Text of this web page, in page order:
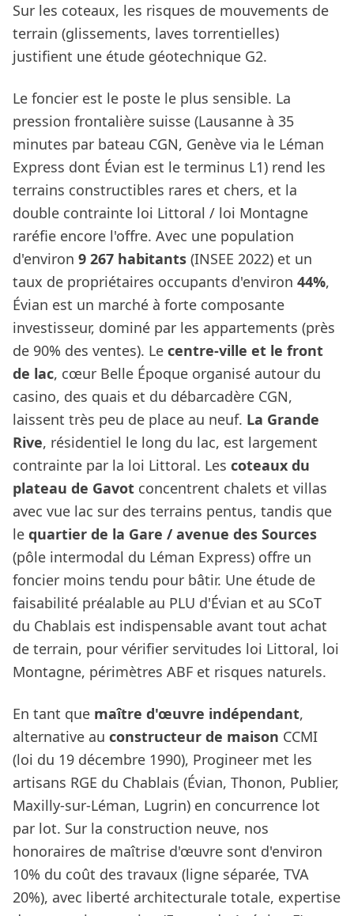
Sur les coteaux, les risques de mouvements de
terrain (glissements, laves torrentielles)
justifient une étude géotechnique G2.
Le foncier est le poste le plus sensible. La
pression frontalière suisse (Lausanne à 35
minutes par bateau CGN, Genève via le Léman
Express dont Évian est le terminus L1) rend les
terrains constructibles rares et chers, et la
double contrainte loi Littoral / loi Montagne
raréfie encore l'offre. Avec une population
d'environ 9 267 habitants (INSEE 2022) et un
taux de propriétaires occupants d'environ 44%,
Évian est un marché à forte composante
investisseur, dominé par les appartements (près
de 90% des ventes). Le centre-ville et le front
de lac, cœur Belle Époque organisé autour du
casino, des quais et du débarcadère CGN,
laissent très peu de place au neuf. La Grande
Rive, résidentiel le long du lac, est largement
contrainte par la loi Littoral. Les coteaux du
plateau de Gavot concentrent chalets et villas
avec vue lac sur des terrains pentus, tandis que
le quartier de la Gare / avenue des Sources
(pôle intermodal du Léman Express) offre un
foncier moins tendu pour bâtir. Une étude de
faisabilité préalable au PLU d'Évian et au SCoT
du Chablais est indispensable avant tout achat
de terrain, pour vérifier servitudes loi Littoral, loi
Montagne, périmètres ABF et risques naturels.
En tant que maître d'œuvre indépendant,
alternative au constructeur de maison CCMI
(loi du 19 décembre 1990), Progineer met les
artisans RGE du Chablais (Évian, Thonon, Publier,
Maxilly-sur-Léman, Lugrin) en concurrence lot
par lot. Sur la construction neuve, nos
honoraires de maîtrise d'œuvre sont d'environ
10% du coût des travaux (ligne séparée, TVA
20%), avec liberté architecturale totale, expertise